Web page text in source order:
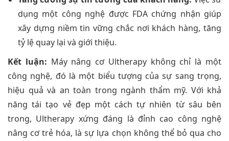
dụng một công nghệ được FDA chứng nhận giúp
xây dựng niềm tin vững chắc nơi khách hàng, tăng
tỷ lệ quay lại và giới thiệu.
Kết luận: Máy nâng cơ Ultherapy không chỉ là một
công nghệ, đó là một biểu tượng của sự sang trọng,
hiệu quả và an toàn trong ngành thẩm mỹ. Với khả
năng tái tạo vẻ đẹp một cách tự nhiên từ sâu bên
trong, Ultherapy xứng đáng là đỉnh cao công nghệ
nâng cơ trẻ hóa, là sự lựa chọn không thể bỏ qua cho